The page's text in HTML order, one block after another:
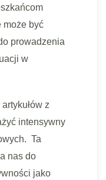
może być
prowadzenia
w
z
intensywny
Ta
nas do
jako